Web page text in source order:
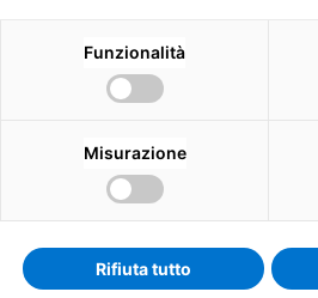
posti in edifici siti in
e ben esposti al sole.
Il vetro basso emissivo
vetrocamera che
si
lastre monolitiche o
con aria o gas nobili
Funzionalità
Misurazione
Rifiuta tutto